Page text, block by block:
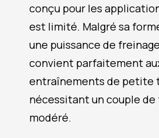
conçu pour les
est limité. Malgré sa
une puissance de
convient parfaitement
entraînements de petite
nécessitant un couple de
modéré.